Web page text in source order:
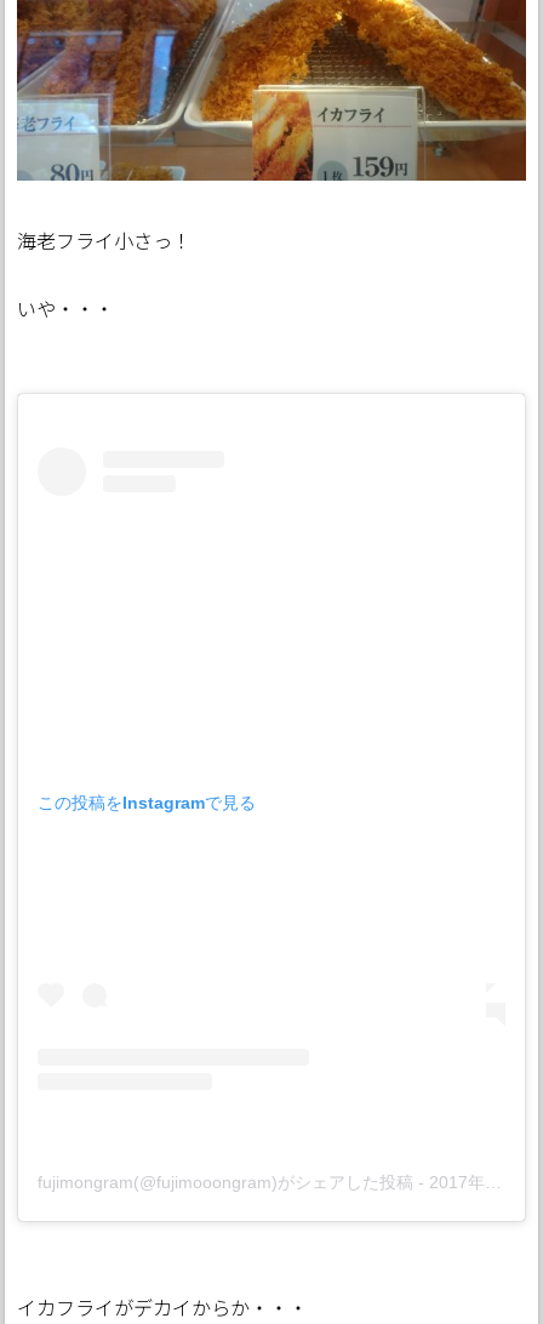
海老フライ小さっ！
いや・・・
この投稿をInstagramで見る
fujimongram(@fujimooongram)がシェアした投稿 - 2017年 5月月8日午前2時02分PDT
イカフライがデカイからか・・・